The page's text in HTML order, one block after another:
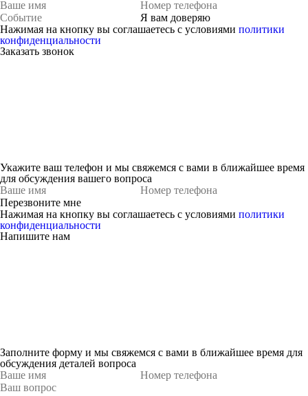
Я вам доверяю
Нажимая на кнопку вы соглашаетесь с условиями политики
конфиденциальности
Заказать звонок
Укажите ваш телефон и мы свяжемся с вами в ближайшее время
для обсуждения вашего вопроса
Перезвоните мне
Нажимая на кнопку вы соглашаетесь с условиями политики
конфиденциальности
Напишите нам
Заполните форму и мы свяжемся с вами в ближайшее время для
обсуждения деталей вопроса